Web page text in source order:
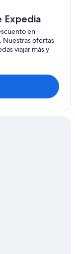
Expedia
en
Nuestras ofertas
viajar más y